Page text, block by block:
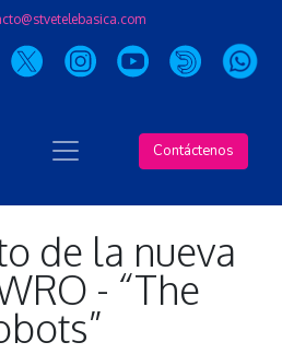
Contáctenos
de la nueva
- “The